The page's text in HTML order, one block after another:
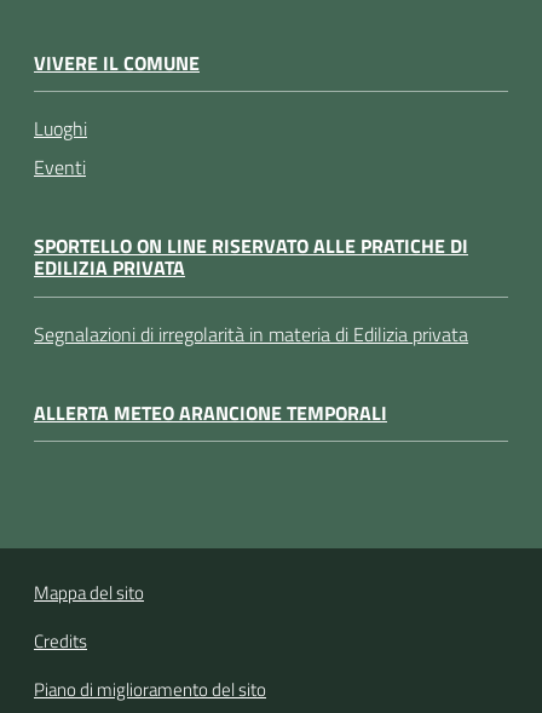
VIVERE IL COMUNE
Luoghi
Eventi
SPORTELLO ON LINE RISERVATO ALLE PRATICHE DI
EDILIZIA PRIVATA
Segnalazioni di irregolarità in materia di Edilizia privata
ALLERTA METEO ARANCIONE TEMPORALI
Mappa del sito
Credits
Piano di miglioramento del sito